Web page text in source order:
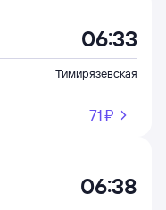
06:33
Тимирязевская
71 ⁠₽
06:38